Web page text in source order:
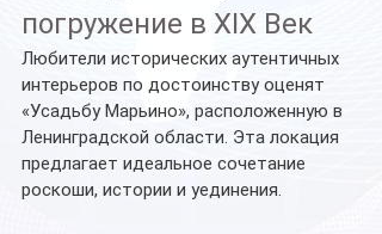
погружение в XIX Век
Любители исторических аутентичных
интерьеров по достоинству оценят
«Усадьбу Марьино», расположенную в
Ленинградской области. Эта локация
предлагает идеальное сочетание
роскоши, истории и уединения.